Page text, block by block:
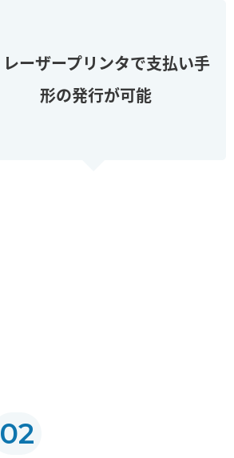
レーザープリンタで支払い手
形の発行が可能
02